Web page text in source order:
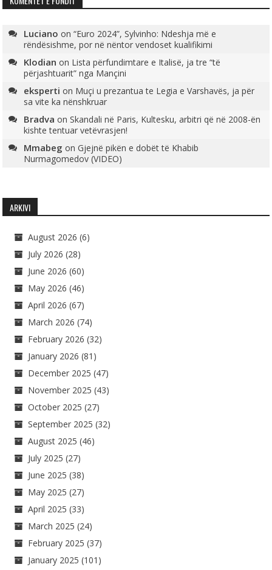
Luciano on“Euro 2024”, Sylvinho: Ndeshja më e
rëndësishme, por në nëntor vendoset kualifikimi
Klodian on Lista përfundimtare e Italisë, ja tre “të
përjashtuarit” nga Mançini
eksperti on Muçi u prezantua te Legia e Varshavës, ja për
sa vite ka nënshkruar
Bradva onSkandali në Paris, Kultesku, arbitri që në 2008-ën
kishte tentuar vetëvrasjen!
Mmabeg onGjejnë pikën e dobët të Khabib
Nurmagomedov (VIDEO)
ARKIVI
August 2026 (6)
July 2026 (28)
June 2026 (60)
May 2026 (46)
April 2026 (67)
March 2026 (74)
February 2026 (32)
January 2026 (81)
December 2025 (47)
November 2025 (43)
October 2025 (27)
September 2025 (32)
August 2025 (46)
July 2025 (27)
June 2025 (38)
May 2025 (27)
April 2025 (33)
March 2025 (24)
February 2025 (37)
January 2025 (101)